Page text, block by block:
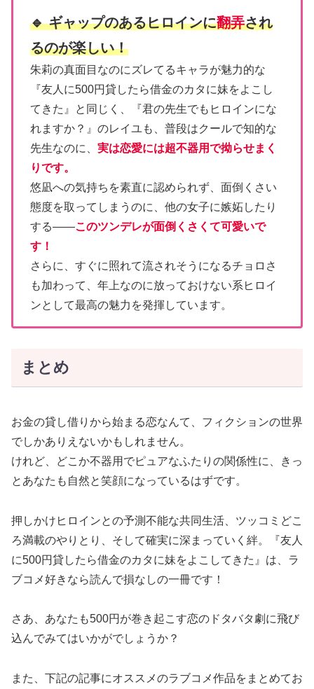
🔹 ギャップのあるヒロインに翻弄され
るのが楽しい！
朱莉の真面目なのにズレてるキャラが魅力的な
『友人に500円貸したら借金のカタに妹をよこし
てきた』と同じく、『君の先生でもヒロインにな
れますか？』のレイユも、普段はクールで知的な
先生なのに、 実は恋愛には超不器用で拗らせまく
りです。
悠凪への気持ちを素直に認められず、面倒くさい
態度を取ってしまうのに、他の女子に嫉妬したり
する――このツンデレが面倒くさくて可愛いで
す！
さらに、すぐに照れて流されそうになるチョロさ
も加わって、年上なのに放っておけない系ヒロイ
ンとして最高の魅力を発揮しています。
まとめ
お金の貸し借りから始まる恋なんて、フィクションの世界
でしかありえないかもしれません。
けれど、どこか不器用でピュアなふたりの関係性に、きっ
とあなたも自然と笑顔になっているはずです。
押しかけヒロインとの予測不能な共同生活、ツッコミどこ
ろ満載のやりとり、そして確実に深まっていく絆。『友人
に500円貸したら借金のカタに妹をよこしてきた』は、ラ
ブコメ好きなら読んで損なしの一冊です！
さあ、あなたも500円が巻き起こす恋のドタバタ劇に飛び
込んでみてはいかがでしょうか？
また、下記の記事にオススメのラブコメ作品をまとめてお